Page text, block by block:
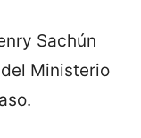
Sachún
Ministerio